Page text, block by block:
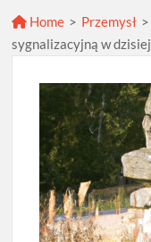
Home > Przemysł >
sygnalizacyjną w